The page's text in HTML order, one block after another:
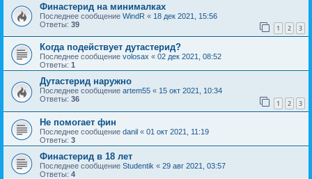
Финастерид на минималках
Последнее сообщение WindR « 18 дек 2021, 15:56
Ответы: 39 1 2 3
Когда подействует дутастерид?
Последнее сообщение volosax « 02 дек 2021, 08:52
Ответы: 1
Дутастерид наружно
Последнее сообщение artem55 « 15 окт 2021, 10:34
Ответы: 36 1 2 3
Не помогает фин
Последнее сообщение danil « 01 окт 2021, 11:19
Ответы: 3
Финастерид в 18 лет
Последнее сообщение Studentik « 29 авг 2021, 03:57
Ответы: 4